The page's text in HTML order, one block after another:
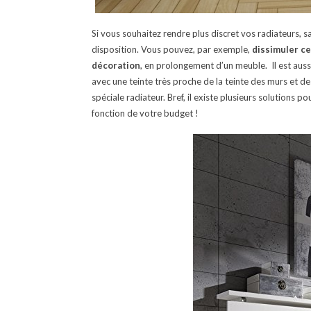
Si vous souhaitez rendre plus discret vos radiateurs,
disposition. Vous pouvez, par exemple, dissimuler
décoration, en prolongement d’un meuble. Il est
avec une teinte très proche de la teinte des murs et
spéciale radiateur. Bref, il existe plusieurs solutions
fonction de votre budget !